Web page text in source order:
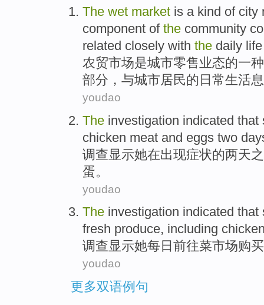
The wet market is a kind of city
component of the community
related closely with the daily life
农贸市场是城市零售业态的一种
部分 ，与城市居民的 日常生活
youdao
The investigation indicated that
chicken meat and eggs two
调查显示她在出现症状的两天
蛋。
youdao
The investigation indicated that
fresh produce, including
调查显示她每日 前往菜市场购买
youdao
更多双语例句